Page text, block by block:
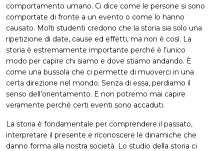
comportamento umano. Ci dice come le persone si sono
comportate di fronte a un evento o come lo hanno
causato. Molti studenti credono che la storia sia solo una
ripetizione di date, cause ed effetti, ma non è così. La
storia è estremamente importante perché è l’unico
modo per capire chi siamo e dove stiamo andando. È
come una bussola che ci permette di muoverci in una
certa direzione nel mondo. Senza di essa, perdiamo il
senso dell’orientamento. E non potremo mai capire
veramente perché certi eventi sono accaduti.
La storia è fondamentale per comprendere il passato,
interpretare il presente e riconoscere le dinamiche che
danno forma alla nostra società. Lo studio della storia ci